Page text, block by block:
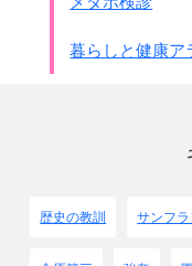
敵性容疑者を検挙し
粛清の仕上げをする
(2)表題なし 省略
(3)検索検挙実施要綱
1 各隊は25日7
暮らしと健康ア
歴史の教訓 サンフ